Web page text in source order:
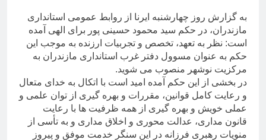
به گزارش روز چهارشنبه ایرنا از روابط عمومی استانداری
مازندران، در حکم سید محمود حسینی پور برای الهی آمده
است: نظر به تعهد، تخصص و تجربیات ارزنده به موجب این
حکم به عنوان مسوول دفتر غرب استانداری مازندران به
مرکزیت نوشهر منصوب می شوید.
در بخشی از این حکم آمده امید است با اتکال به خدای متعال
و رعایت کامل قوانین، مقررات و بهره گیری از توان علمی و
عملی خویش و بهره گیری از همه ظرفیت ها با رعایت
قانون مداری، عدالت محوری و اخلاق مداری و به تأسی از
منویات رهبری فرزانه در این سنگر خدمت موفق و پیروز